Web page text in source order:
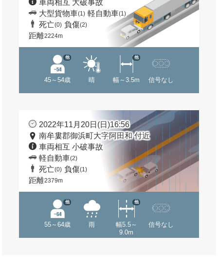
車両相互 大破事故
大型貨物車(1) 軽自動車(1)
死亡(0) 負傷(2)
距離2224m
45～54歳
他
晴 幅～3.5m
他
信号なし
2022年11月20日(日)16:56
南牟婁郡御浜町大字阿田和 付近
車両相互 小破事故
軽自動車(2)
死亡(0) 負傷(1)
距離2379m
55～64歳
他
雨
幅5.5～
9.0m
他
信号なし